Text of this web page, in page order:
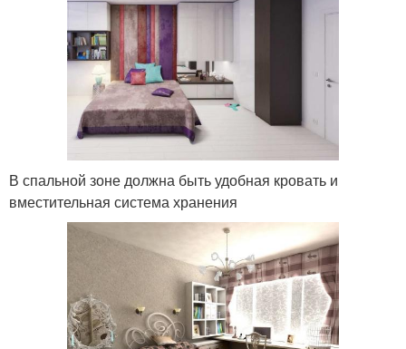
В спальной зоне должна быть удобная кровать и
вместительная система хранения